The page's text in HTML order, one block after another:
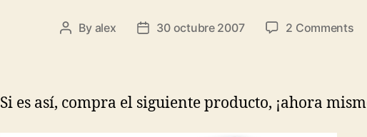
Post
By alex
Post30 octubre 2007 2 Commentson
Si es así, compra el siguiente producto, ¡ahora